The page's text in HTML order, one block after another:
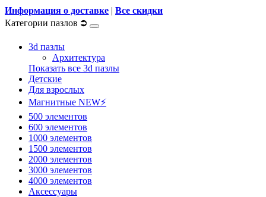
Информация о доставке | Все скидки
Категории пазлов ⮊
3d пазлы
Архитектура
Показать все 3d пазлы
Детские
Для взрослых
Магнитные NEW⚡
500 элементов
600 элементов
1000 элементов
1500 элементов
2000 элементов
3000 элементов
4000 элементов
Аксессуары